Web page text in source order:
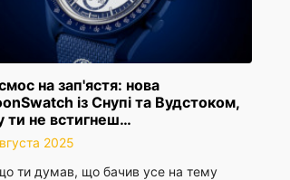
на зап'ястя: нова
із Снупі та Вудстоком,
ти не встигнеш…
2025
ти думав, що бачив усе на тему